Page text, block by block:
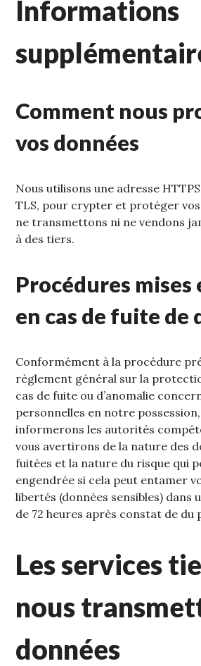
Informations
Comment nous
vos données
Nous utilisons une adresse
TLS, pour crypter et protéger
ne transmettons ni ne vendons
à des tiers.
Procédures
en cas de fuite de
Conformément à la procédure
règlement général sur la
cas de fuite ou d’anomalie
personnelles en notre
informerons les autorités
vous avertirons de la nature des
fuitées et la nature du risque qui
engendrée si cela peut entamer
libertés (données sensibles) dans
de 72 heures après constat de du
Les services
nous
données